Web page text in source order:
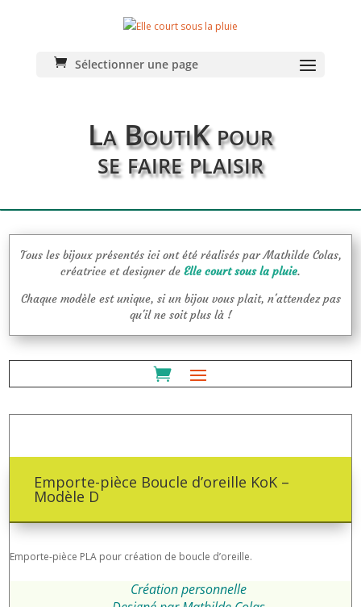
Sélectionner une page
La BoutiK pour
se faire plaisir
Tous les bijoux présentés ici ont été réalisés par Mathilde Colas,
créatrice et designer de Elle court sous la pluie.
Chaque modèle est unique, si un bijou vous plait, n'attendez pas
qu'il ne soit plus là !
Emporte-pièce Boucle d’oreille KoK –
Modèle D
Emporte-pièce PLA pour création de boucle d’oreille.
Création personnelle